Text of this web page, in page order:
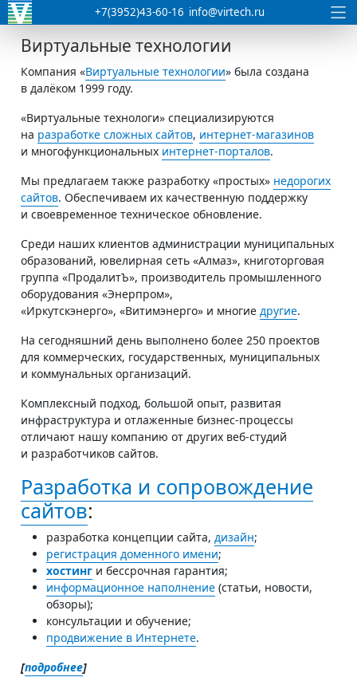
+7(3952)43-60-16 info@virtech.ru
Виртуальные технологии
Компания «Виртуальные технологии» была создана
в далёком 1999 году.
«Виртуальные технологи» специализируются
на разработке сложных сайтов, интернет-магазинов
и многофункциональных интернет-порталов.
Мы предлагаем также разработку «простых» недорогих
сайтов. Обеспечиваем их качественную поддержку
и своевременное техническое обновление.
Среди наших клиентов администрации муниципальных
образований, ювелирная сеть «Алмаз», книготорговая
группа «ПродалитЪ», производитель промышленного
оборудования «Энерпром»,
«Иркутскэнерго», «Витимэнерго» и многие другие.
На сегодняшний день выполнено более 250 проектов
для коммерческих, государственных, муниципальных
и коммунальных организаций.
Комплексный подход, большой опыт, развитая
инфраструктура и отлаженные бизнес-процессы
отличают нашу компанию от других веб-студий
и разработчиков сайтов.
Разработка и сопровождение
сайтов:
разработка концепции сайта, дизайн;
регистрация доменного имени;
хостинг и бессрочная гарантия;
информационное наполнение (статьи, новости,
обзоры);
консультации и обучение;
продвижение в Интернете.
[подробнее]